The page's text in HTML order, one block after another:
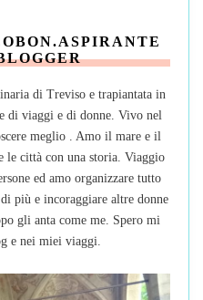
di Treviso e trapiantata in
di viaggi e di donne. Vivo nel
meglio . Amo il mare e il
le città con una storia. Viaggio
ed amo organizzare tutto
più e incoraggiare altre donne
gli anta come me. Spero mi
e nei miei viaggi.